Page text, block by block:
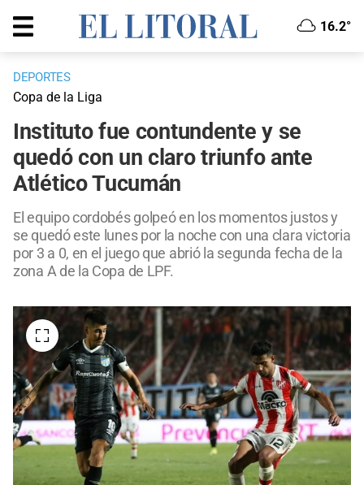
16.2°
DEPORTES
Copa de la Liga
Instituto fue contundente y se
quedó con un claro triunfo ante
Atlético Tucumán
El equipo cordobés golpeó en los momentos justos y
se quedó este lunes por la noche con una clara victoria
por 3 a 0, en el juego que abrió la segunda fecha de la
zona A de la Copa de LPF.